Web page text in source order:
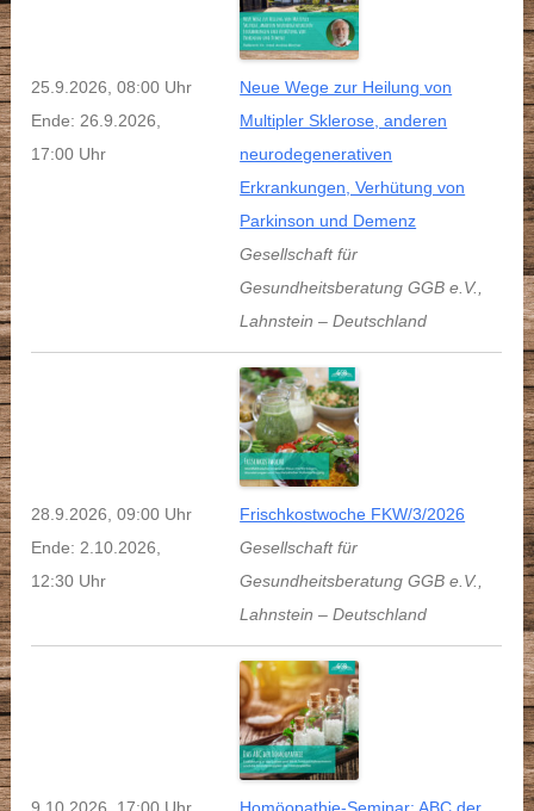
25.9.2026, 08:00 Uhr
Ende: 26.9.2026,
17:00 Uhr
Neue Wege zur Heilung von
Multipler Sklerose, anderen
neurodegenerativen
Erkrankungen, Verhütung von
Parkinson und Demenz
Gesellschaft für
Gesundheitsberatung GGB e.V.,
Lahnstein –Deutschland
28.9.2026, 09:00 Uhr
Ende: 2.10.2026,
12:30 Uhr
Frischkostwoche FKW/3/2026
Gesellschaft für
Gesundheitsberatung GGB e.V.,
Lahnstein –Deutschland